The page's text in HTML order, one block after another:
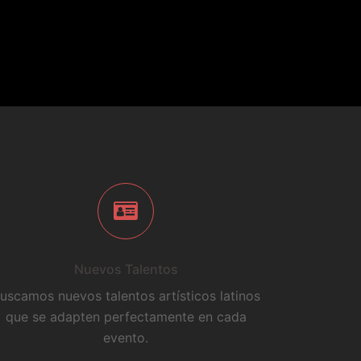
Nuevos Talentos
nuevos talentos artísticos latinos
que se adapten perfectamente en cada
evento.